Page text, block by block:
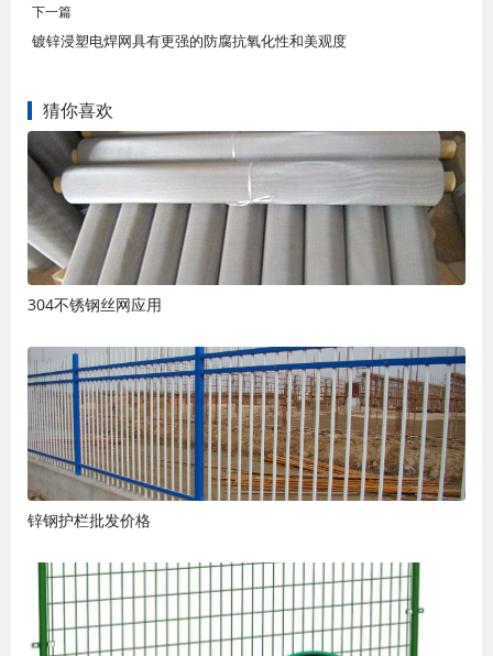
下一篇
镀锌浸塑电焊网具有更强的防腐抗氧化性和美观度
猜你喜欢
304不锈钢丝网应用
锌钢护栏批发价格